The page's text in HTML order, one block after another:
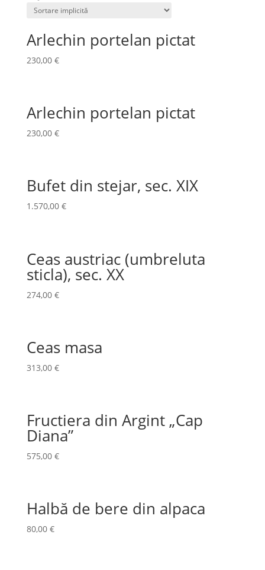
Arlechin portelan pictat
230,00 €
Arlechin portelan pictat
230,00 €
Bufet din stejar, sec. XIX
1.570,00 €
Ceas austriac (umbreluta
sticla), sec. XX
274,00 €
Ceas masa
313,00 €
Fructiera din Argint „Cap
Diana”
575,00 €
Halbă de bere din alpaca
80,00 €